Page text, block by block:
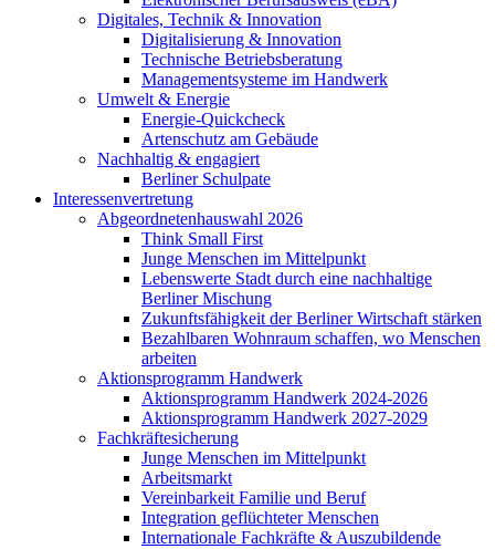
Digitales, Technik & Innovation
Digitalisierung & Innovation
Technische Betriebsberatung
Managementsysteme im Handwerk
Umwelt & Energie
Energie-Quickcheck
Artenschutz am Gebäude
Nachhaltig & engagiert
Berliner Schulpate
Interessenvertretung
Abgeordnetenhauswahl 2026
Think Small First
Junge Menschen im Mittelpunkt
Lebenswerte Stadt durch eine nachhaltige
Berliner Mischung
Zukunftsfähigkeit der Berliner Wirtschaft stärken
Bezahlbaren Wohnraum schaffen, wo Menschen
arbeiten
Aktionsprogramm Handwerk
Aktionsprogramm Handwerk 2024-2026
Aktionsprogramm Handwerk 2027-2029
Fachkräftesicherung
Junge Menschen im Mittelpunkt
Arbeitsmarkt
Vereinbarkeit Familie und Beruf
Integration geflüchteter Menschen
Internationale Fachkräfte & Auszubildende